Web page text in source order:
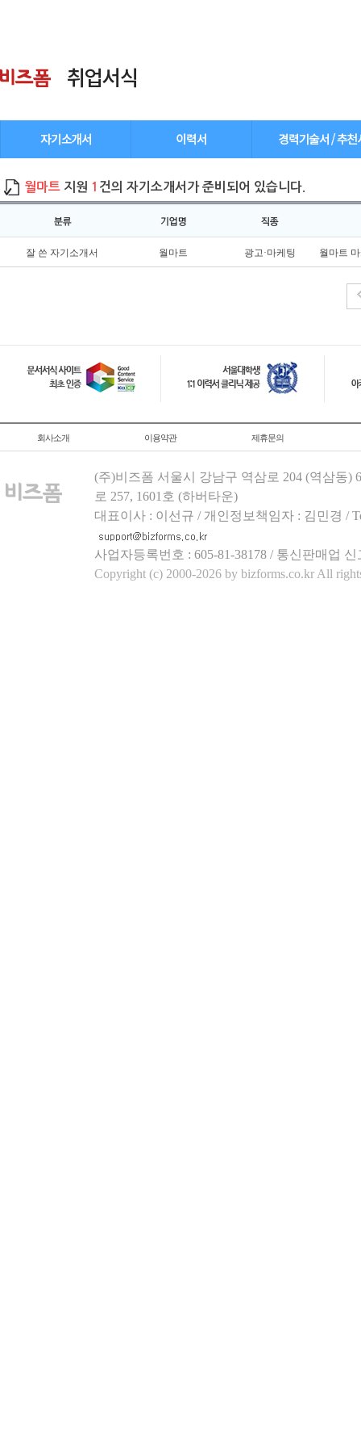
월마트 지원 1 건의 자기소개서가 준비되어 있습니다.
잘 쓴 자기소개서 월마트 광고·마케팅 월마트
회사소개 이용약관 제휴문의
(주)비즈폼 서울시 강남구 역삼로 204 (역삼동)
로 257, 1601호 (하버타운)
대표이사 : 이선규 / 개인정보책임자 : 김민경 /
사업자등록번호 : 605-81-38178 / 통신판매업
Copyright (c) 2000-2026 by bizforms.co.kr All